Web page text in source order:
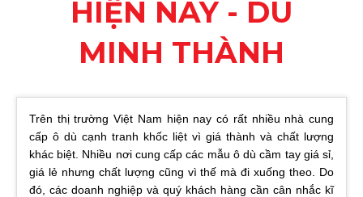
HIỆN NAY - DÙ
MINH THÀNH
Trên thị trường Việt Nam hiện nay có rất nhiều nhà cung
cấp ô dù cạnh tranh khốc liệt vì giá thành và chất lượng
khác biệt. Nhiều nơi cung cấp các mẫu ô dù cầm tay giá sỉ,
giá lẻ nhưng chất lượng cũng vì thế mà đi xuống theo. Do
đó, các doanh nghiệp và quý khách hàng cần cân nhắc kĩ